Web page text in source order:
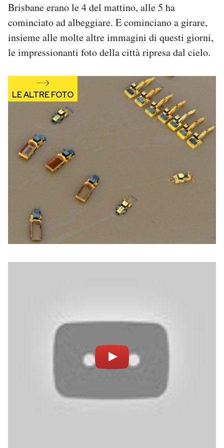
Notifiche mobile
Regala il Post
Hai bisogno di aiuto?
Brisbane erano le 4 del mattino, alle 5 ha
cominciato ad albeggiare. E cominciano a girare,
insieme alle molte altre immagini di questi giorni,
le impressionanti foto della città ripresa dal cielo.